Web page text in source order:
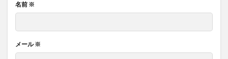
名前 ※
メール※